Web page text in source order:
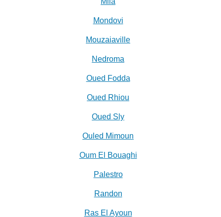
Mondovi
Mouzaiaville
Nedroma
Oued Fodda
Oued Rhiou
Oued Sly
Ouled Mimoun
Oum El Bouaghi
Palestro
Randon
Ras El Ayoun